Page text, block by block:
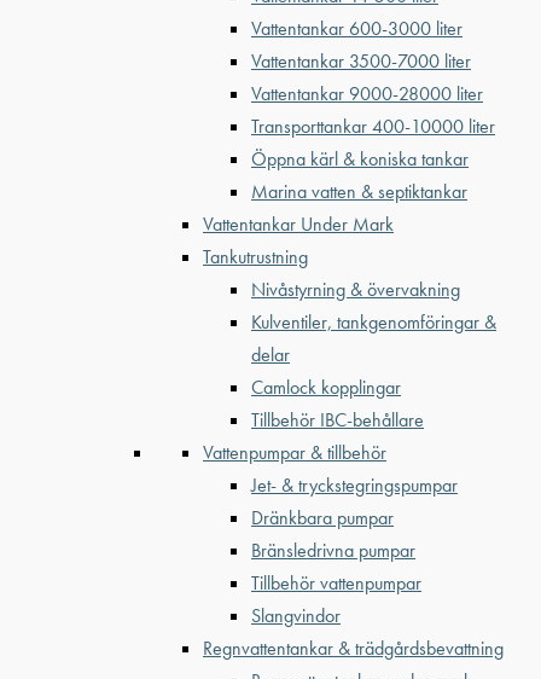
Vattentankar 600-3000 liter
Vattentankar 3500-7000 liter
Vattentankar 9000-28000 liter
Transporttankar 400-10000 liter
Öppna kärl & koniska tankar
Marina vatten & septiktankar
Vattentankar Under Mark
Tankutrustning
Nivåstyrning & övervakning
Kulventiler, tankgenomföringar &
delar
Camlock kopplingar
Tillbehör IBC-behållare
Vattenpumpar & tillbehör
Jet- & tryckstegringspumpar
Dränkbara pumpar
Bränsledrivna pumpar
Tillbehör vattenpumpar
Slangvindor
Regnvattentankar & trädgårdsbevattning